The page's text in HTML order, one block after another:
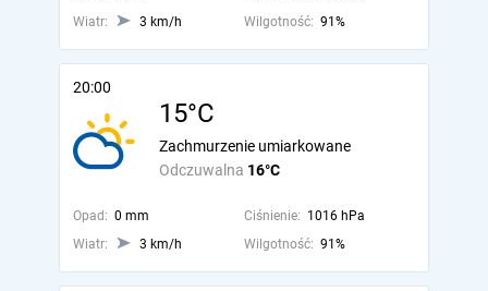
Wiatr:
3 km/h Wilgotność: 91%
20:00
15°C
Odczuwalna 16°C
Zachmurzenie umiarkowane
Opad: 0 mm Ciśnienie: 1016 hPa
Wiatr:
3 km/h Wilgotność: 91%